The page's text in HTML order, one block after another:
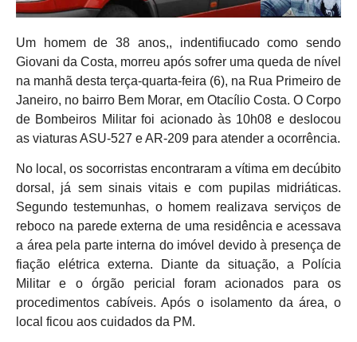
Um homem de 38 anos,, indentifiucado como sendo
Giovani da Costa, morreu após sofrer uma queda de nível
na manhã desta terça-quarta-feira (6), na Rua Primeiro de
Janeiro, no bairro Bem Morar, em Otacílio Costa. O Corpo
de Bombeiros Militar foi acionado às 10h08 e deslocou
as viaturas ASU-527 e AR-209 para atender a ocorrência.
No local, os socorristas encontraram a vítima em decúbito
dorsal, já sem sinais vitais e com pupilas midriáticas.
Segundo testemunhas, o homem realizava serviços de
reboco na parede externa de uma residência e acessava
a área pela parte interna do imóvel devido à presença de
fiação elétrica externa. Diante da situação, a Polícia
Militar e o órgão pericial foram acionados para os
procedimentos cabíveis. Após o isolamento da área, o
local ficou aos cuidados da PM.